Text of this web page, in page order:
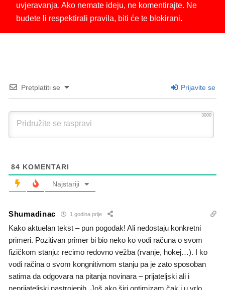
uvjeravanja. Ako nemate ideju, ne komentirajte. Ne
budete li respektirali pravila, biti će te blokirani.
Pretplatiti se Prijavite se
3000
84 KOMENTARI
Najstariji
Shumadinac 1 godina prije
Kako aktuelan tekst – pun pogodak! Ali nedostaju konkretni
primeri. Pozitivan primer bi bio neko ko vodi računa o svom
fizičkom stanju: recimo redovno vežba (rvanje, hokej…). I ko
vodi račina o svom kongnitivnom stanju pa je zato sposoban
satima da odgovara na pitanja novinara – prijateljski ali i
neprijateljski nastrojenih. Još ako širi optimizam čak i u vrlo